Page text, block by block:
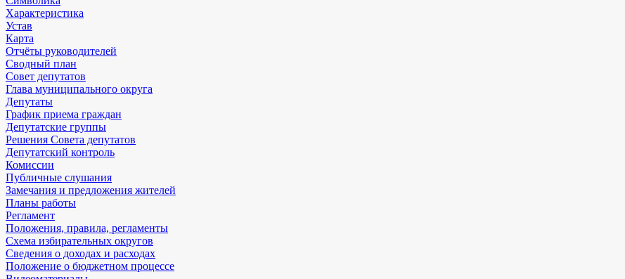
Характеристика
Устав
Карта
Отчёты руководителей
Сводный план
Совет депутатов
Глава муниципального округа
Депутаты
График приема граждан
Депутатские группы
Решения Совета депутатов
Депутатский контроль
Комиссии
Публичные слушания
Замечания и предложения жителей
Планы работы
Регламент
Положения, правила, регламенты
Схема избирательных округов
Сведения о доходах и расходах
Положение о бюджетном процессе